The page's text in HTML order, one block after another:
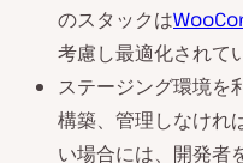
のスタックは
考慮し最適化されて
ステージング環境を
構築、管理しなけれ
い場合には、開発者